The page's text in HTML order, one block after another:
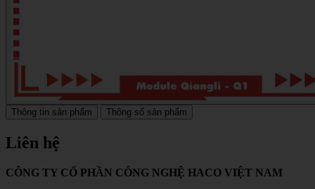
Thông tin sản phẩm Thông số sản phẩm
Liên hệ
CÔNG TY CỔ PHẦN CÔNG NGHỆ HACO VIỆT NAM